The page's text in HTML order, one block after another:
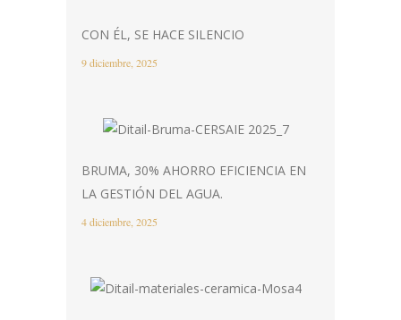
CON ÉL, SE HACE SILENCIO
9 diciembre, 2025
BRUMA, 30% AHORRO EFICIENCIA EN
LA GESTIÓN DEL AGUA.
4 diciembre, 2025